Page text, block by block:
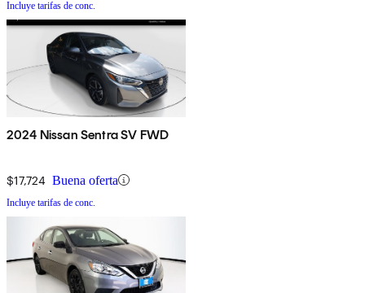
Incluye tarifas de conc.
2024 Nissan Sentra SV FWD
$17,724 Buena oferta
Incluye tarifas de conc.